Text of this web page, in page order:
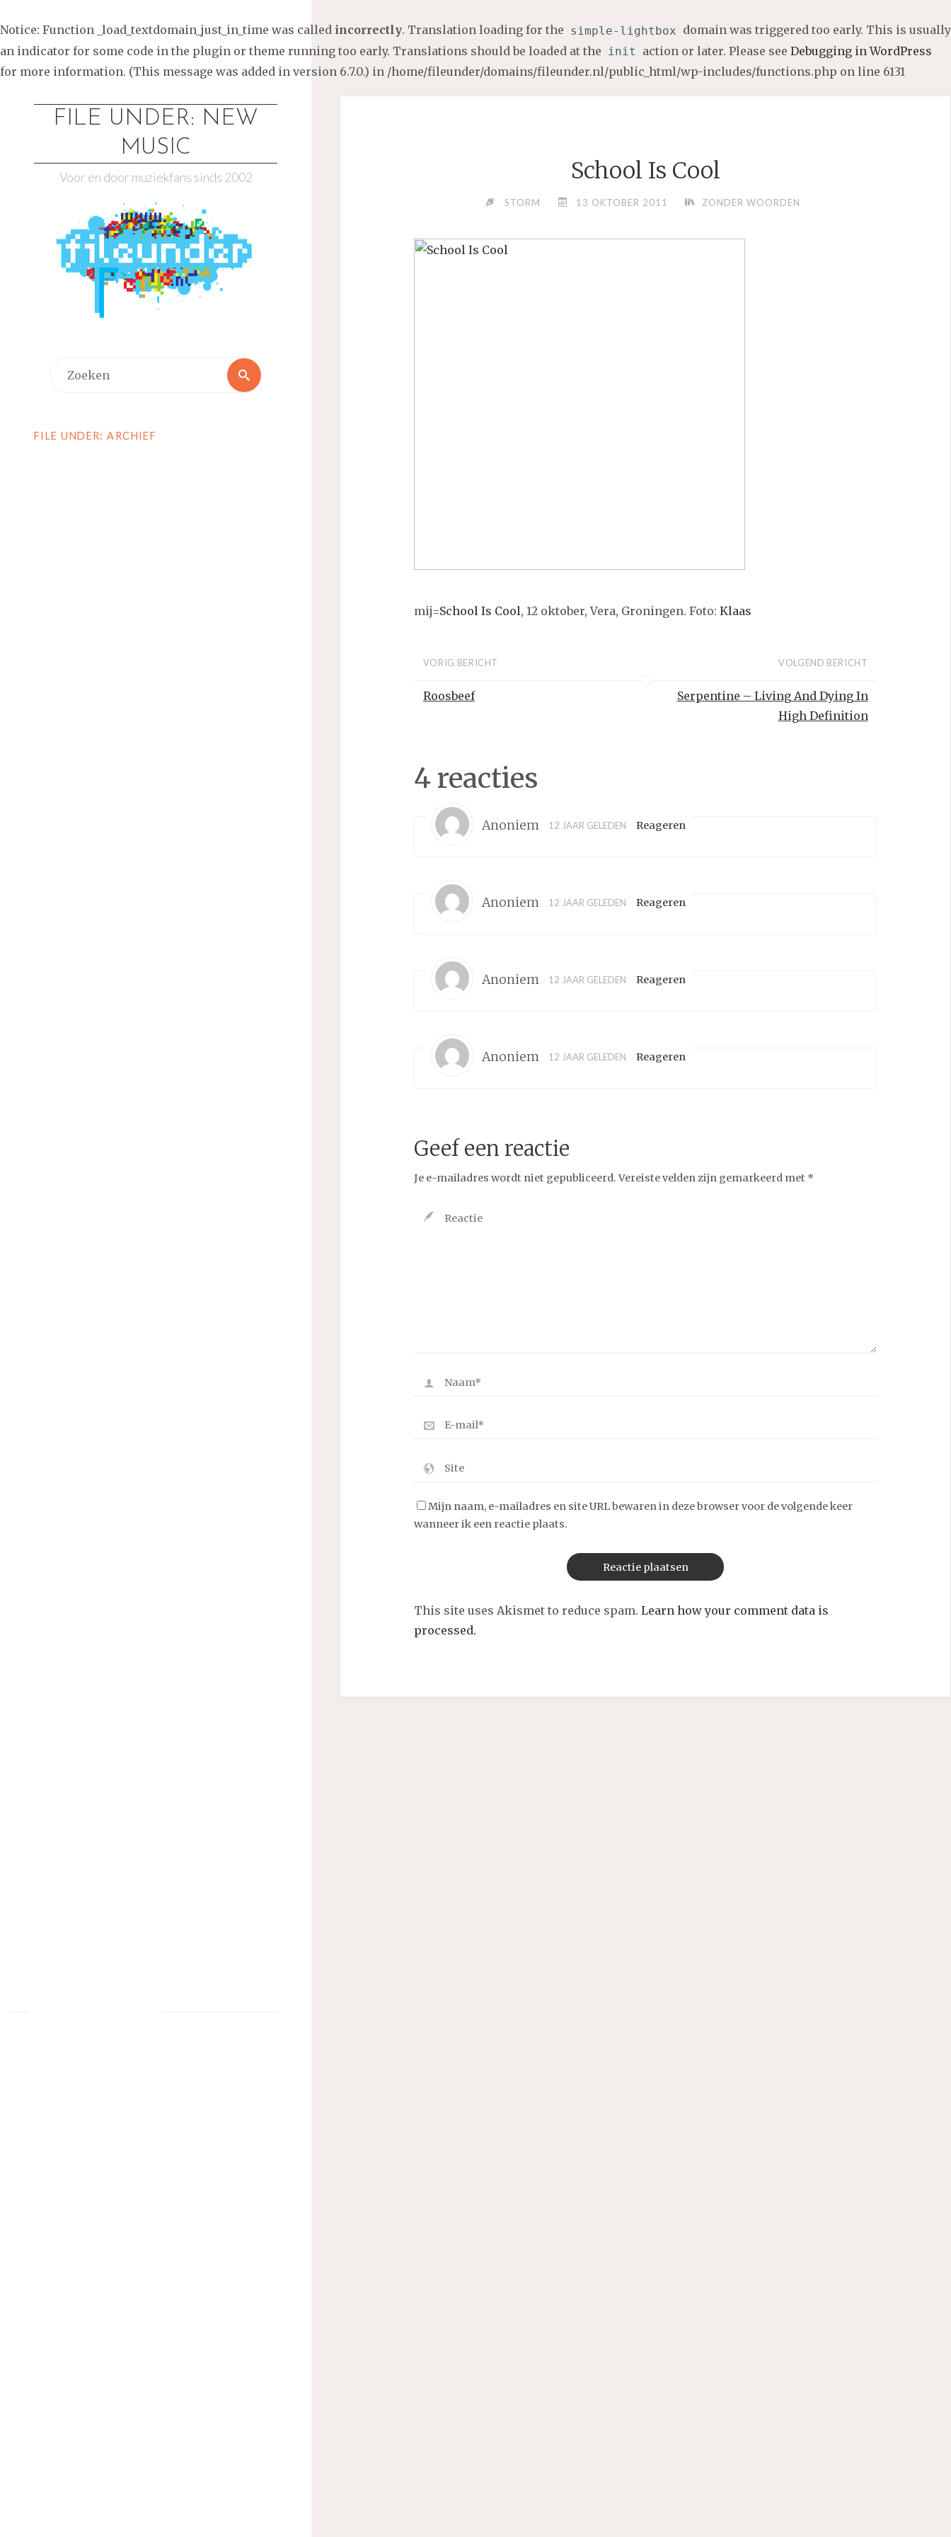
Notice: Function _load_textdomain_just_in_time was called incorrectly. Translation loading for the simple-lightbox domain was triggered too early. This is usually
an indicator for some code in the plugin or theme running too early. Translations should be loaded at the init action or later. Please see Debugging in WordPress
for more information. (This message was added in version 6.7.0.) in /home/fileunder/domains/fileunder.nl/public_html/wp-includes/functions.php on line 6131
FILE UNDER: NEW
MUSIC
Voor en door muziekfans sinds 2002
Zoeken
FILE UNDER: ARCHIEF
School Is Cool
STORM 13 OKTOBER 2011 ZONDER WOORDEN
mij=School Is Cool, 12 oktober, Vera, Groningen. Foto: Klaas
VORIG BERICHT
Roosbeef
VOLGEND BERICHT
Serpentine – Living And Dying In
High Definition
4 reacties
Anoniem 12 JAAR GELEDEN Reageren
Anoniem 12 JAAR GELEDEN Reageren
Anoniem 12 JAAR GELEDEN Reageren
Anoniem 12 JAAR GELEDEN Reageren
Geef een reactie
Je e-mailadres wordt niet gepubliceerd. Vereiste velden zijn gemarkeerd met *
Mijn naam, e-mailadres en site URL bewaren in deze browser voor de volgende keer
wanneer ik een reactie plaats.
This site uses Akismet to reduce spam. Learn how your comment data is
processed.